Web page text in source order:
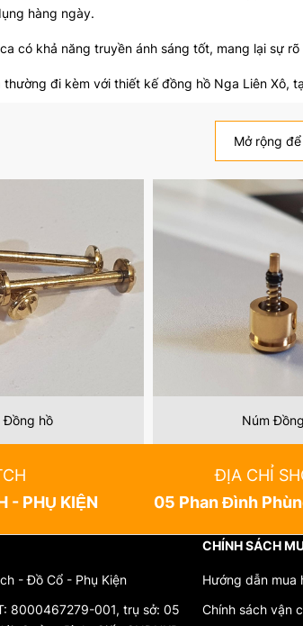
hàng ngày.
có khả năng truyền ánh sáng tốt, mang lại sự
thường đi kèm với thiết kế đồng hồ Nga Liên Xô,
không hoàn toàn chống xước như kính sapphire,
thường có giá thành hợp lý, là lựa chọn tuyệt
lựa chọn hoàn hảo cho những ai yêu thích sự
hồ mà còn góp phần tạo nên vẻ đẹp cổ
Mở rộng
Đồng hồ Núm
- PHỤ KIỆN
ĐỊA CHỈ
05 Phan Đình
- Đồ Cổ - Phụ Kiện
8000467279-001, trụ sở: 05
CHÍNH SÁCH
Hướng dẫn mua
Chính sách vận